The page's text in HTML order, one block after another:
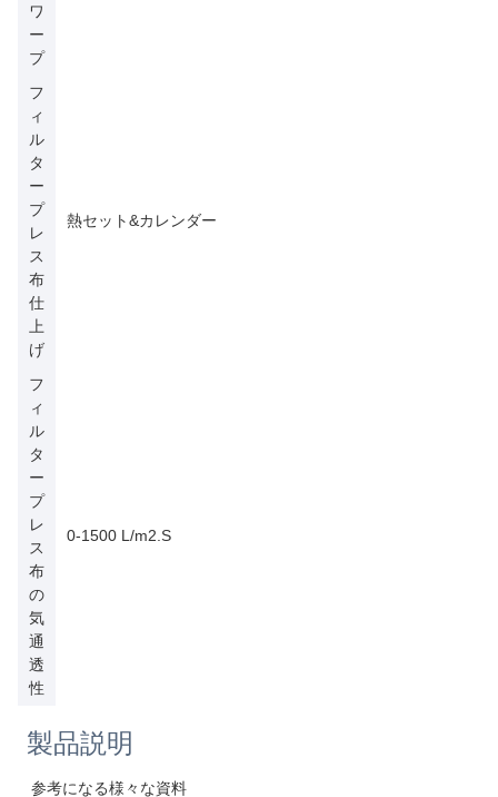
ワ
ー
プ
フ
ィ
ル
タ
ー
プ
レ
ス
布
仕
上
げ
熱セット&カレンダー
フ
ィ
ル
タ
ー
プ
レ
ス
布
の
気
通
透
性
0-1500 L/m2.S
製品説明
参考になる様々な資料